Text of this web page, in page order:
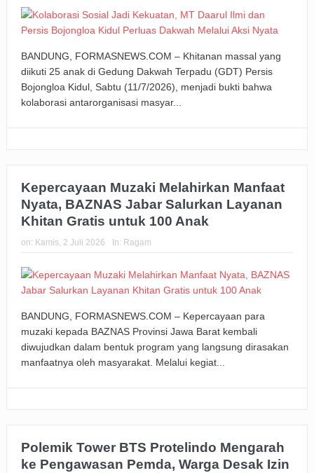
BANDUNG, FORMASNEWS.COM – Khitanan massal yang
diikuti 25 anak di Gedung Dakwah Terpadu (GDT) Persis
Bojongloa Kidul, Sabtu (11/7/2026), menjadi bukti bahwa
kolaborasi antarorganisasi masyar...
Kepercayaan Muzaki Melahirkan Manfaat
Nyata, BAZNAS Jabar Salurkan Layanan
Khitan Gratis untuk 100 Anak
on: Kamis, 2 Juli 2026 In: Ragam
BANDUNG, FORMASNEWS.COM – Kepercayaan para
muzaki kepada BAZNAS Provinsi Jawa Barat kembali
diwujudkan dalam bentuk program yang langsung dirasakan
manfaatnya oleh masyarakat. Melalui kegiat...
Polemik Tower BTS Protelindo Mengarah
ke Pengawasan Pemda, Warga Desak Izin